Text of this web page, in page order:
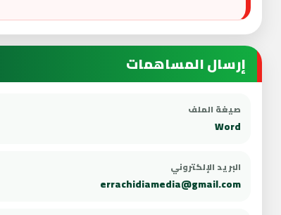
إرسال المساهمات
صيغة الملف
Word
البريد الإلكتروني
errachidiamedia@gmail.com